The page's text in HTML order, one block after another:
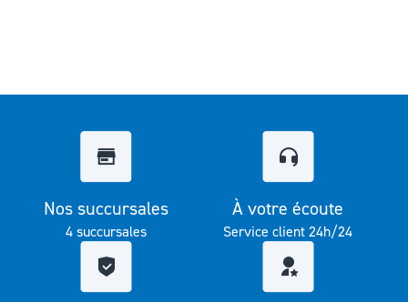
Nos succursales
4 succursales
À votre écoute
Service client 24h/24